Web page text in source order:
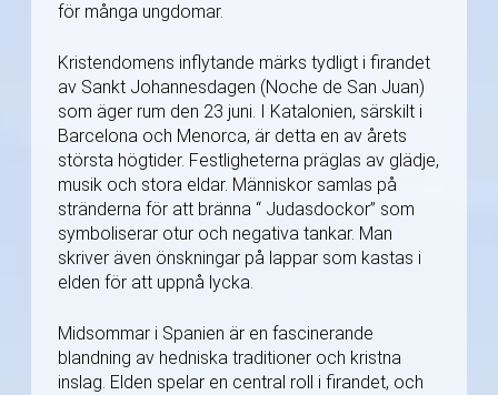
för många ungdomar.
Kristendomens inflytande märks tydligt i firandet
av Sankt Johannesdagen (Noche de San Juan)
som äger rum den 23 juni. I Katalonien, särskilt i
Barcelona och Menorca, är detta en av årets
största högtider. Festligheterna präglas av glädje,
musik och stora eldar. Människor samlas på
stränderna för att bränna “ Judasdockor” som
symboliserar otur och negativa tankar. Man
skriver även önskningar på lappar som kastas i
elden för att uppnå lycka.
Midsommar i Spanien är en fascinerande
blandning av hedniska traditioner och kristna
inslag. Elden spelar en central roll i firandet, och